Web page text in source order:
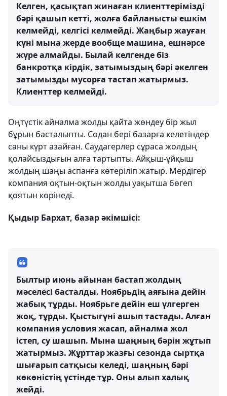
Келген, қасықтап жинаған клиенттерімізді
бәрі қашып кетті, жолға байланысты ешкім
келмейді, келгісі келмейді. Жаңбыр жауған
күні мына жерде вообще машина, ешнәрсе
жүре алмайды. Былай келгенде біз
банкротқа кірдік, затымыздың бәрі әкелген
затымызды мусорға тастап жатырмыз.
Клиенттер келмейді.
Оңтүстік айналма жолды қайта жөндеу бір жыл
бұрын басталыпты. Содан бері базарға келетіндер
саны күрт азайған. Саудагерлер сұраса жолдың
қолайсыздығын алға тартыпты. Айқыш-ұйқыш
жолдың шаңы аспанға көтеріліп жатыр. Мердігер
компания оқтын-оқтын жолды уақытша бөгеп
қоятын көрінеді.
Қыдыр Бархат, базар әкімшісі:
Былтыр июнь айынан бастап жолдың
мәселесі басталды. Ноябрьдің аяғына дейін
жабық тұрды. Ноябрьге дейін еш үлгерген
жоқ, тұрды. Қыстыгүні ашып тастады. Алған
компания условия жасап, айналма жол
істеп, су шашып. Мына шаңның бәрін жұтып
жатырмыз. Жұрттар жазғы сезонда сыртқа
шығарып сатқысы келеді, шаңның бәрі
көкөністің үстінде тұр. Оны алып халық
жейді.